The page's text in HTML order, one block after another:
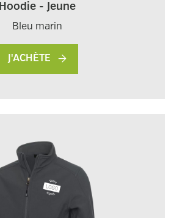
Hoodie - Jeune
Bleu marin
J'ACHÈTE